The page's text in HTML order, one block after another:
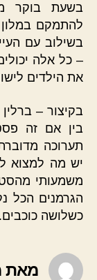
בשעת בוקר
להתמקם
בשילוב עם
– כל אלה
את הילדים
בקיצור –
בין אם זה
תערוכה
יש מה למצוא
משמעותי
הגרמנים הכל
כשלושה כוכבים.
מאת